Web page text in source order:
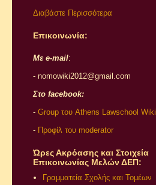
Διαβάστε Περισσότερα
Επικοινωνία:
Με e-mail:
- nomowiki2012@gmail.com
Στο facebook:
- Group του Athens Lawschool Wiki
- Προφίλ του moderator
Ώρες Ακρόασης και Στοιχεία
Επικοινωνίας Μελών ΔΕΠ:
Γραμματεία Σχολής και Τομέων